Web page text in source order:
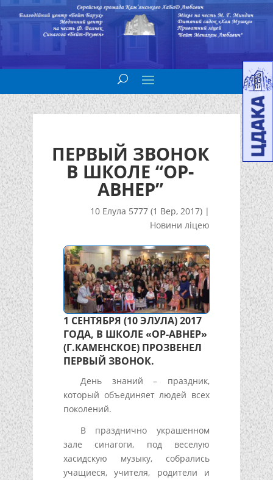
ПЕРВЫЙ ЗВОНОК
В ШКОЛЕ “ОР-
АВНЕР”
10 Елула 5777 (1 Вер, 2017) |
Новини ліцею
1 СЕНТЯБРЯ (10 ЭЛУЛА) 2017
ГОДА, В ШКОЛЕ «ОР-АВНЕР»
(Г.КАМЕНСКОЕ) ПРОЗВЕНЕЛ
ПЕРВЫЙ ЗВОНОК.
День знаний – праздник,
который объединяет людей всех
поколений.
В празднично украшенном
зале синагоги, под веселую
хасидскую музыку, собрались
учащиеся, учителя, родители и